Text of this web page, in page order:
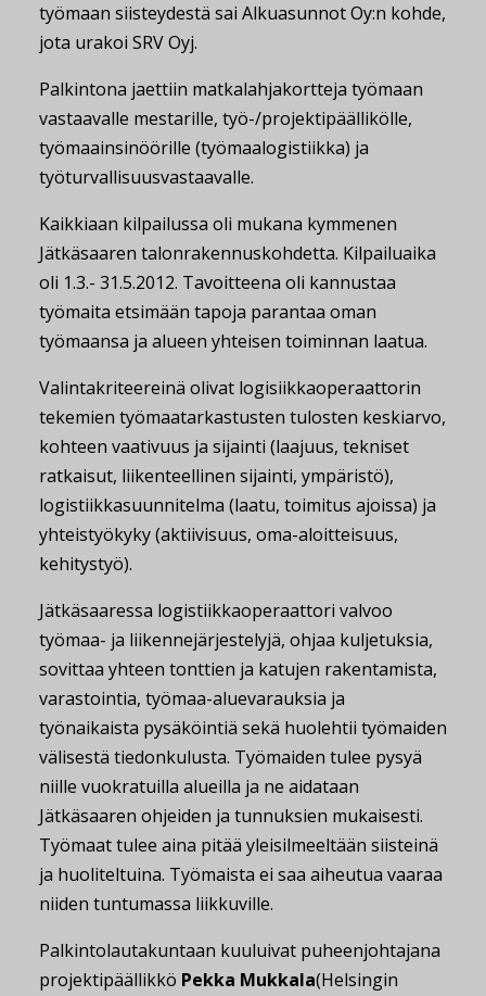
työmaan siisteydestä sai Alkuasunnot Oy:n kohde,
jota urakoi SRV Oyj.
Palkintona jaettiin matkalahjakortteja työmaan
vastaavalle mestarille, työ-/projektipäällikölle,
työmaainsinöörille (työmaalogistiikka) ja
työturvallisuusvastaavalle.
Kaikkiaan kilpailussa oli mukana kymmenen
Jätkäsaaren talonrakennuskohdetta. Kilpailuaika
oli 1.3.- 31.5.2012. Tavoitteena oli kannustaa
työmaita etsimään tapoja parantaa oman
työmaansa ja alueen yhteisen toiminnan laatua.
Valintakriteereinä olivat logisiikkaoperaattorin
tekemien työmaatarkastusten tulosten keskiarvo,
kohteen vaativuus ja sijainti (laajuus, tekniset
ratkaisut, liikenteellinen sijainti, ympäristö),
logistiikkasuunnitelma (laatu, toimitus ajoissa) ja
yhteistyökyky (aktiivisuus, oma-aloitteisuus,
kehitystyö).
Jätkäsaaressa logistiikkaoperaattori valvoo
työmaa- ja liikennejärjestelyjä, ohjaa kuljetuksia,
sovittaa yhteen tonttien ja katujen rakentamista,
varastointia, työmaa-aluevarauksia ja
työnaikaista pysäköintiä sekä huolehtii työmaiden
välisestä tiedonkulusta. Työmaiden tulee pysyä
niille vuokratuilla alueilla ja ne aidataan
Jätkäsaaren ohjeiden ja tunnuksien mukaisesti.
Työmaat tulee aina pitää yleisilmeeltään siisteinä
ja huoliteltuina. Työmaista ei saa aiheutua vaaraa
niiden tuntumassa liikkuville.
Palkintolautakuntaan kuuluivat puheenjohtajana
projektipäällikkö Pekka Mukkala(Helsingin